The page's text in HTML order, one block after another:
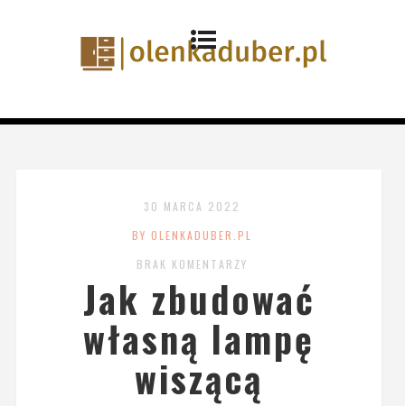
30 MARCA 2022
BY OLENKADUBER.PL
BRAK KOMENTARZY
Jak zbudować
własną lampę
wiszącą